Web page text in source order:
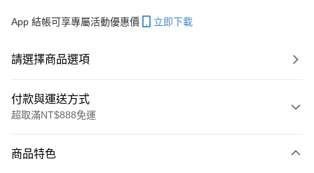
App 結帳可享專屬活動優惠價 立即下載
請選擇商品選項
付款與運送方式
超取滿NT$888免運
信用卡一次付款
商品特色